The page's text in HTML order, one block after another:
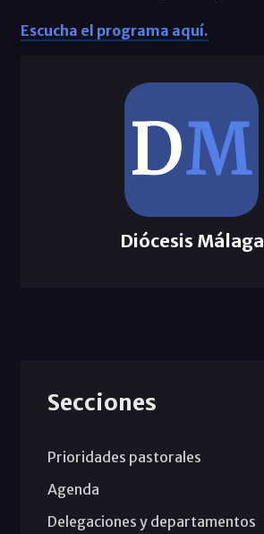
Escucha el programa aquí.
Diócesis Málaga
Secciones
Prioridades pastorales
Agenda
Delegaciones y departamentos